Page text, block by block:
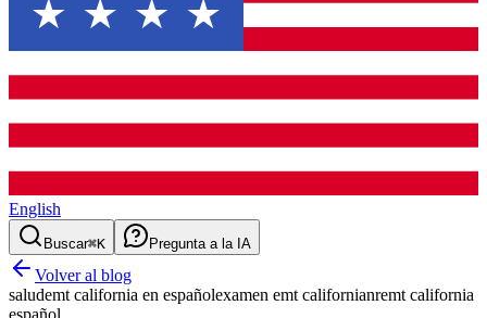
English
Buscar⌘K Pregunta a la IA
Volver al blog
saludemt california en españolexamen emt californianremt california
español